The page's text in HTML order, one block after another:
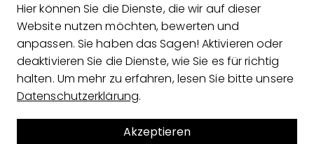
Zahlungsarten
Versandarten
Hier können Sie die Dienste, die wir auf dieser
Website nutzen möchten, bewerten und
anpassen. Sie haben das Sagen! Aktivieren oder
deaktivieren Sie die Dienste, wie Sie es für richtig
halten. Um mehr zu erfahren, lesen Sie bitte unsere
Datenschutzerklärung.
Akzeptieren